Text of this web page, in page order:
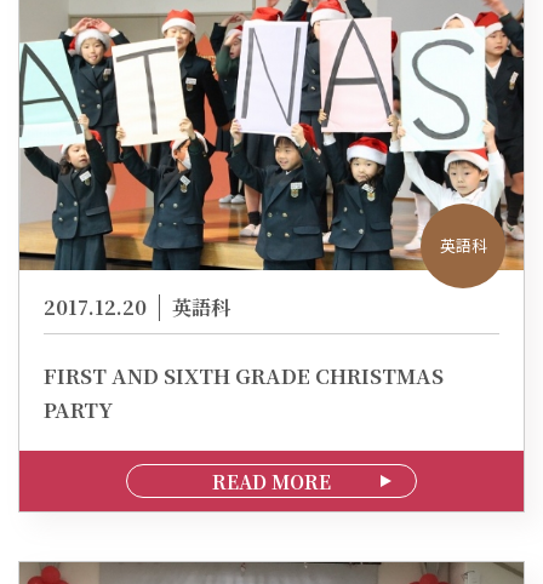
英語科
2017.12.20 英語科
FIRST AND SIXTH GRADE CHRISTMAS
PARTY
READ MORE